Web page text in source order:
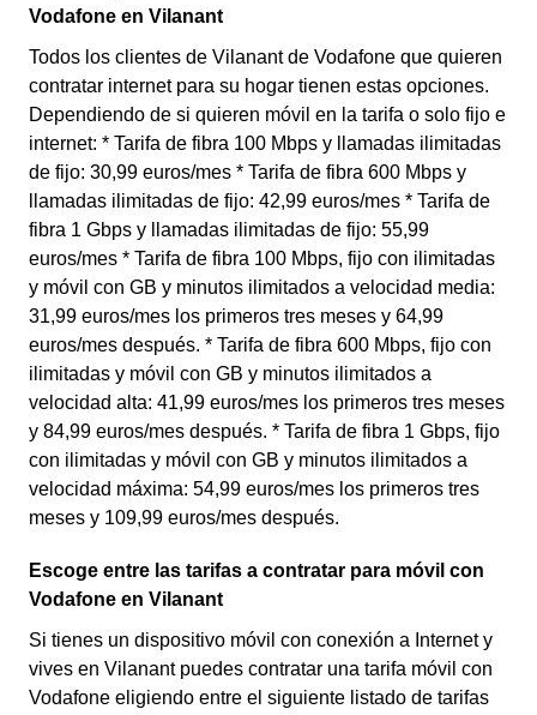
Vodafone en Vilanant
Todos los clientes de Vilanant de Vodafone que quieren
contratar internet para su hogar tienen estas opciones.
Dependiendo de si quieren móvil en la tarifa o solo fijo e
internet: * Tarifa de fibra 100 Mbps y llamadas ilimitadas
de fijo: 30,99 euros/mes * Tarifa de fibra 600 Mbps y
llamadas ilimitadas de fijo: 42,99 euros/mes * Tarifa de
fibra 1 Gbps y llamadas ilimitadas de fijo: 55,99
euros/mes * Tarifa de fibra 100 Mbps, fijo con ilimitadas
y móvil con GB y minutos ilimitados a velocidad media:
31,99 euros/mes los primeros tres meses y 64,99
euros/mes después. * Tarifa de fibra 600 Mbps, fijo con
ilimitadas y móvil con GB y minutos ilimitados a
velocidad alta: 41,99 euros/mes los primeros tres meses
y 84,99 euros/mes después. * Tarifa de fibra 1 Gbps, fijo
con ilimitadas y móvil con GB y minutos ilimitados a
velocidad máxima: 54,99 euros/mes los primeros tres
meses y 109,99 euros/mes después.
Escoge entre las tarifas a contratar para móvil con
Vodafone en Vilanant
Si tienes un dispositivo móvil con conexión a Internet y
vives en Vilanant puedes contratar una tarifa móvil con
Vodafone eligiendo entre el siguiente listado de tarifas